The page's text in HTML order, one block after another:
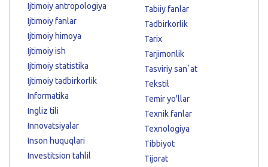
Ijtimoiy antropologiya
Ijtimoiy fanlar
Ijtimoiy himoya
Ijtimoiy ish
Ijtimoiy statistika
Ijtimoiy tadbirkorlik
Informatika
Ingliz tili
Innovatsiyalar
Inson huquqlari
Investitsion tahlil
Tabiiy fanlar
Tadbirkorlik
Tarix
Tarjimonlik
Tasviriy sanʼat
Tekstil
Temir yo'llar
Texnik fanlar
Texnologiya
Tibbiyot
Tijorat